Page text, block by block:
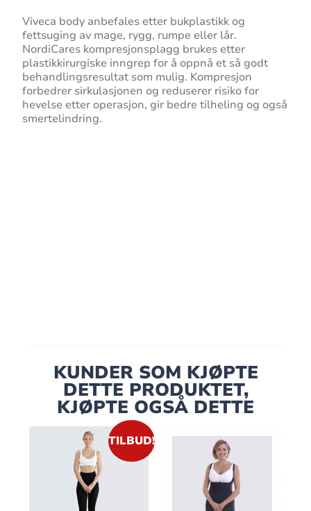
Viveca body anbefales etter bukplastikk og
fettsuging av mage, rygg, rumpe eller lår.
NordiCares kompresjonsplagg brukes etter
plastikkirurgiske inngrep for å oppnå et så godt
behandlingsresultat som mulig. Kompresjon
forbedrer sirkulasjonen og reduserer risiko for
hevelse etter operasjon, gir bedre tilheling og også
smertelindring.
KUNDER SOM KJØPTE
DETTE PRODUKTET,
KJØPTE OGSÅ DETTE
TILBUD!